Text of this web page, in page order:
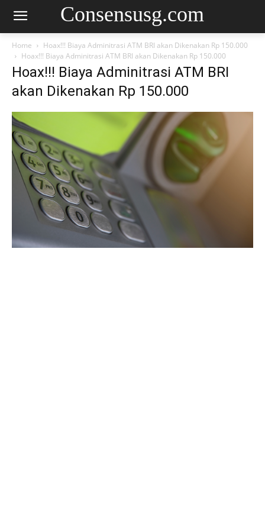
Consensusg.com
Home
Hoax!!! Biaya Adminitrasi ATM BRI akan Dikenakan Rp 150.000
Hoax!!! Biaya Adminitrasi ATM BRI akan Dikenakan Rp 150.000
Hoax!!! Biaya Adminitrasi ATM BRI
akan Dikenakan Rp 150.000